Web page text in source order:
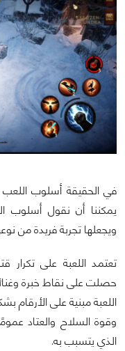
ويجعلها تجربة فريدة من
تعتمد اللعبة على
حصلت على نقاط خبرة
اللعبة مبنية على
وقوة السلاح والعتاد
الذي يتسبب به.